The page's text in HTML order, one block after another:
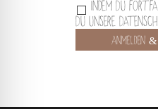
Indem Du
Du unsere